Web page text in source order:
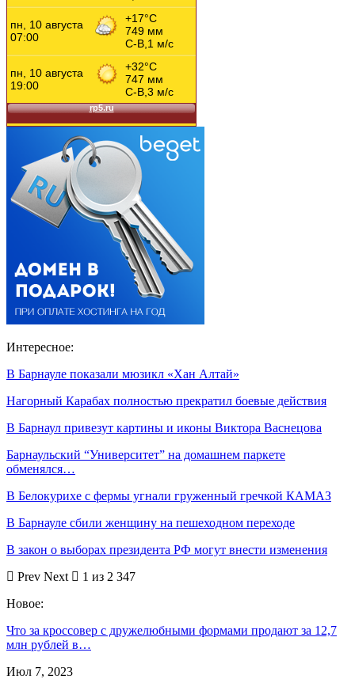
Интересное:
В Барнауле показали мюзикл «Хан Алтай»
Нагорный Карабах полностью прекратил боевые действия
В Барнаул привезут картины и иконы Виктора Васнецова
Барнаульский “Университет” на домашнем паркете
обменялся…
В Белокурихе с фермы угнали груженный гречкой КАМАЗ
В Барнауле сбили женщину на пешеходном переходе
В закон о выборах президента РФ могут внести изменения
Prev Next
1 из 2 347
Новое:
Что за кроссовер с дружелюбными формами продают за 12,7
млн рублей в…
Июл 7, 2023